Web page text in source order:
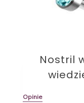
Nostril
Opinie